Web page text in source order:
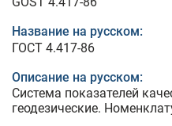
Название на русском:
ГОСТ 4.417-86
Описание на русском:
Система показателей
геодезические.